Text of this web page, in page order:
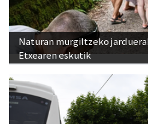
Naturan murgiltzeko
Etxearen eskutik